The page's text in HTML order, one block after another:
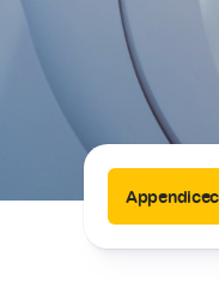
Drugs
Accurate